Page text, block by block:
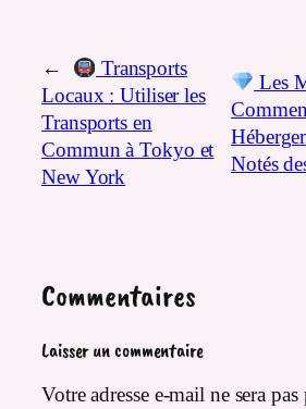
←
Transports
Locaux : Utiliser les
Transports en
Commun à Tokyo et
New York
Les
Notés
Commentaires
Laisser un commentaire
Votre adresse e-mail ne sera